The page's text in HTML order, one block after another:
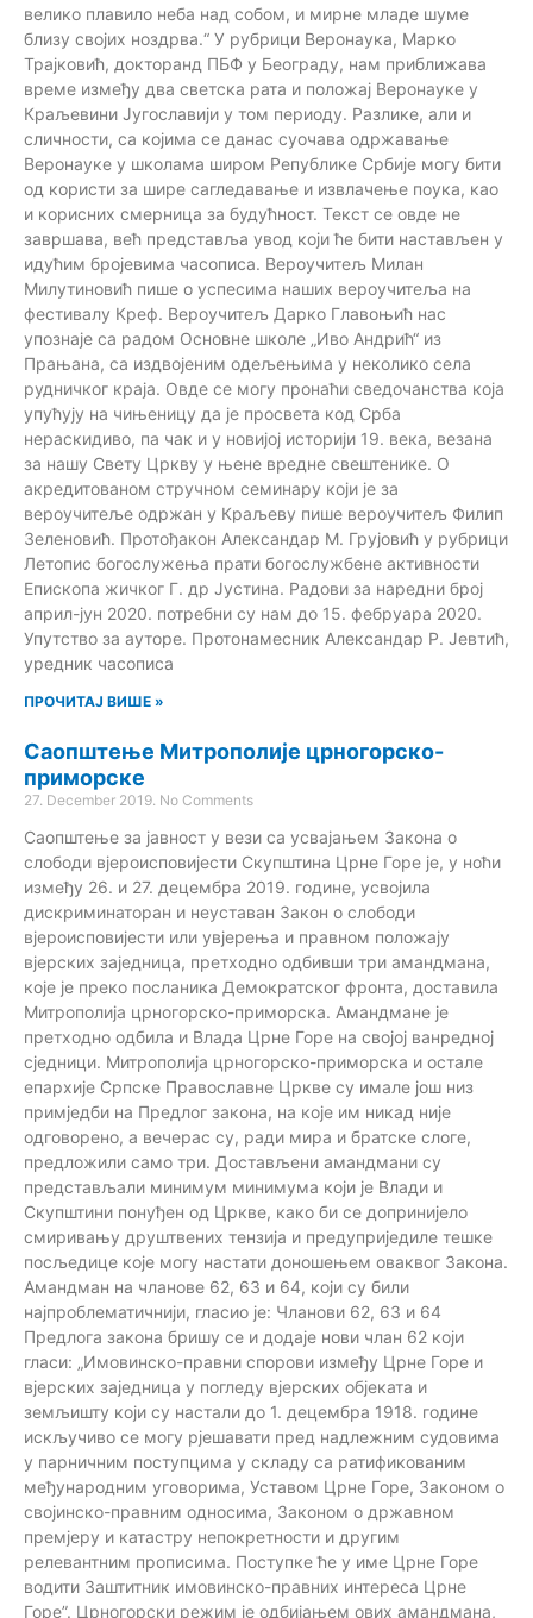
велико плавило неба над собом, и мирне младе шуме
близу својих ноздрва.“ У рубрици Веронаука, Марко
Трајковић, докторанд ПБФ у Београду, нам приближава
време између два светска рата и положај Веронауке у
Краљевини Југославији у том периоду. Разлике, али и
сличности, са којима се данас суочава одржавање
Веронауке у школама широм Републике Србије могу бити
од користи за шире сагледавање и извлачење поука, као
и корисних смерница за будућност. Текст се овде не
завршава, већ представља увод који ће бити настављен у
идућим бројевима часописа. Вероучитељ Милан
Милутиновић пише о успесима наших вероучитеља на
фестивалу Креф. Вероучитељ Дарко Главоњић нас
упознаје са радом Основне школе „Иво Андрић“ из
Прањана, са издвојеним одељењима у неколико села
рудничког краја. Овде се могу пронаћи сведочанства која
упућују на чињеницу да је просвета код Срба
нераскидиво, па чак и у новијој историји 19. века, везана
за нашу Свету Цркву у њене вредне свештенике. О
акредитованом стручном семинару који је за
вероучитеље одржан у Краљеву пише вероучитељ Филип
Зеленовић. Протођакон Александар М. Грујовић у рубрици
Летопис богослужења прати богослужбене активности
Епископа жичког Г. др Јустина. Радови за наредни број
април-јун 2020. потребни су нам до 15. фебруара 2020.
Упутство за ауторе. Протонамесник Александар Р. Јевтић,
уредник часописа
ПРОЧИТАЈ ВИШЕ »
Саопштење Митрополије црногорско-
приморске
27. December 2019. No Comments
Саопштење за јавност у вези са усвајањем Закона о
слободи вјероисповијести Скупштина Црне Горе је, у ноћи
између 26. и 27. децембра 2019. године, усвојила
дискриминаторан и неуставан Закон о слободи
вјероисповијести или увјерења и правном положају
вјерских заједница, претходно одбивши три амандмана,
које је преко посланика Демократског фронта, доставила
Митрополија црногорско-приморска. Амандмане је
претходно одбила и Влада Црне Горе на својој ванредној
сједници. Митрополија црногорско-приморска и остале
епархије Српске Православне Цркве су имале још низ
примједби на Предлог закона, на које им никад није
одговорено, а вечерас су, ради мира и братске слоге,
предложили само три. Достављени амандмани су
представљали минимум минимума који је Влади и
Скупштини понуђен од Цркве, како би се допринијело
смиривању друштвених тензија и предуприједиле тешке
посљедице које могу настати доношењем оваквог Закона.
Амандман на чланове 62, 63 и 64, који су били
најпроблематичнији, гласио је: Чланови 62, 63 и 64
Предлога закона бришу се и додаје нови члан 62 који
гласи: „Имовинско-правни спорови између Црне Горе и
вјерских заједница у погледу вјерских објеката и
земљишту који су настали до 1. децембра 1918. године
искључиво се могу рјешавати пред надлежним судовима
у парничним поступцима у складу са ратификованим
међународним уговорима, Уставом Црне Горе, Законом о
својинско-правним односима, Законом о државном
премјеру и катастру непокретности и другим
релевантним прописима. Поступке ће у име Црне Горе
водити Заштитник имовинско-правних интереса Црне
Горе”. Црногорски режим је одбијањем ових амандмана,